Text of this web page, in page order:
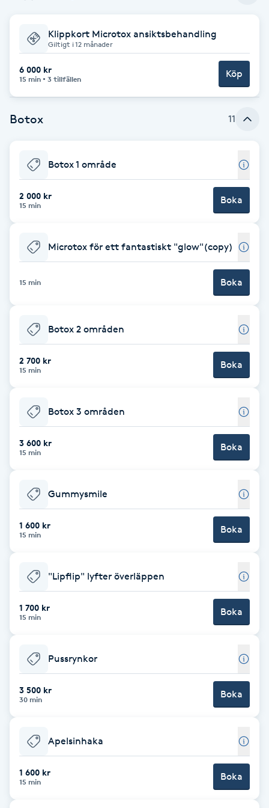
Balayage
Barber
Barnklippning
Blowout
Bottenfärg
Brynfärgning
Brynplockning
Bröllopsuppsättning
Celluliter
Coachning
Color correction
Cryoterapi
Damklippning
Dermapen
Diamantslipning
Enzympeeling
Extensions
Extensions borttagning
Eyeliner-tatuering
Klippkort Microtox ansiktsbehandling
Giltigt i 12 månader
6 000 kr
15 min 3 tillfällen Köp
Botox 11
Botox 1 område
2 000 kr
15 min Boka
Microtox för ett fantastiskt "glow"(copy)
15 min Boka
Botox 2 områden
2 700 kr
15 min Boka
Botox 3 områden
3 600 kr
15 min Boka
Gummysmile
1 600 kr
15 min Boka
"Lipflip" lyfter överläppen
1 700 kr
15 min Boka
Pussrynkor
3 500 kr
30 min Boka
Apelsinhaka
1 600 kr
15 min Boka